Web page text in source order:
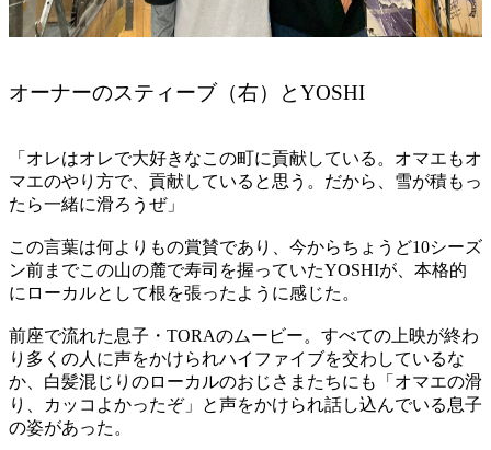
オーナーのスティーブ（右）とYOSHI
「オレはオレで大好きなこの町に貢献している。オマエもオ
マエのやり方で、貢献していると思う。だから、雪が積もっ
たら一緒に滑ろうぜ」
この言葉は何よりもの賞賛であり、今からちょうど10シーズ
ン前までこの山の麓で寿司を握っていたYOSHIが、本格的
にローカルとして根を張ったように感じた。
前座で流れた息子・TORAのムービー。すべての上映が終わ
り多くの人に声をかけられハイファイブを交わしているな
か、白髪混じりのローカルのおじさまたちにも「オマエの滑
り、カッコよかったぞ」と声をかけられ話し込んでいる息子
の姿があった。